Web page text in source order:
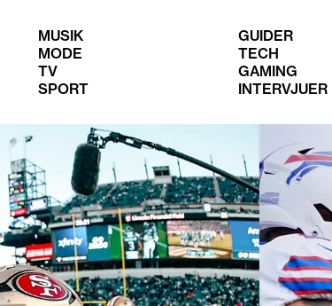
MUSIK
MODE
TV
SPORT
GUIDER
TECH
GAMING
INTERVJUER